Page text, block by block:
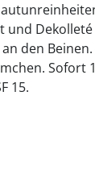
und Dekolleté
den Beinen.
Sofort
15.